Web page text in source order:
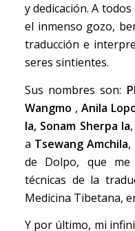
y dedicación. A
el inmenso gozo,
traducción e
seres sintientes.
Sus nombres son:
Wangmo , Anila
la, Sonam Sherpa la,
a Tsewang Amchila,
de Dolpo, que
técnicas de la
Medicina Tibetana,
Y por último, mi